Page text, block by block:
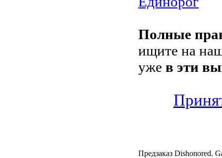
Полные
ищите на
уже в эти
Предзаказ Dishonored.